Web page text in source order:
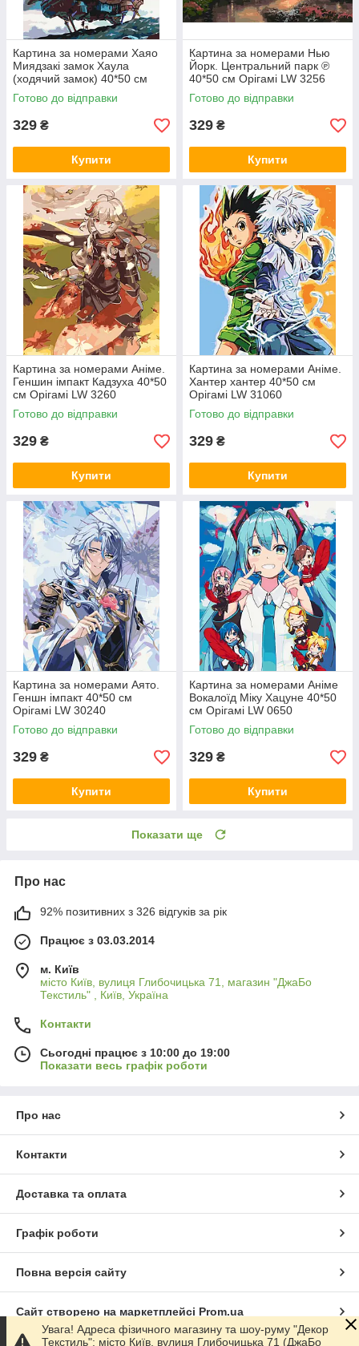
Картина за номерами Хаяо
Миядзакі замок Хаула
(ходячий замок) 40*50 см
Орігамі LW 3156
Готово до відправки
329 ₴
Купити
Картина за номерами Нью
Йорк. Центральний парк ℗
40*50 см Орігамі LW 3256
Готово до відправки
329 ₴
Купити
Картина за номерами Аніме.
Геншин імпакт Кадзуха 40*50
см Орігамі LW 3260
Готово до відправки
329 ₴
Купити
Картина за номерами Аніме.
Хантер хантер 40*50 см
Орігамі LW 31060
Готово до відправки
329 ₴
Купити
Картина за номерами Аято.
Геншн імпакт 40*50 см
Орігамі LW 30240
Готово до відправки
329 ₴
Купити
Картина за номерами Аніме
Вокалоїд Міку Хацуне 40*50
см Орігамі LW 0650
Готово до відправки
329 ₴
Купити
Показати ще
Про нас
92% позитивних з 326 відгуків за рік
Працює з 03.03.2014
м. Київ
місто Київ, вулиця Глибочицька 71, магазин "ДжаБо
Текстиль" , Київ, Україна
Контакти
Сьогодні працює з 10:00 до 19:00
Показати весь графік роботи
Про нас
Контакти
Доставка та оплата
Графік роботи
Повна версія сайту
Сайт створено на маркетплейсі Prom.ua
Увага! Адреса фізичного магазину та шоу-руму "Декор
Текстиль": місто Київ, вулиця Глибочицька 71 (ДжаБо